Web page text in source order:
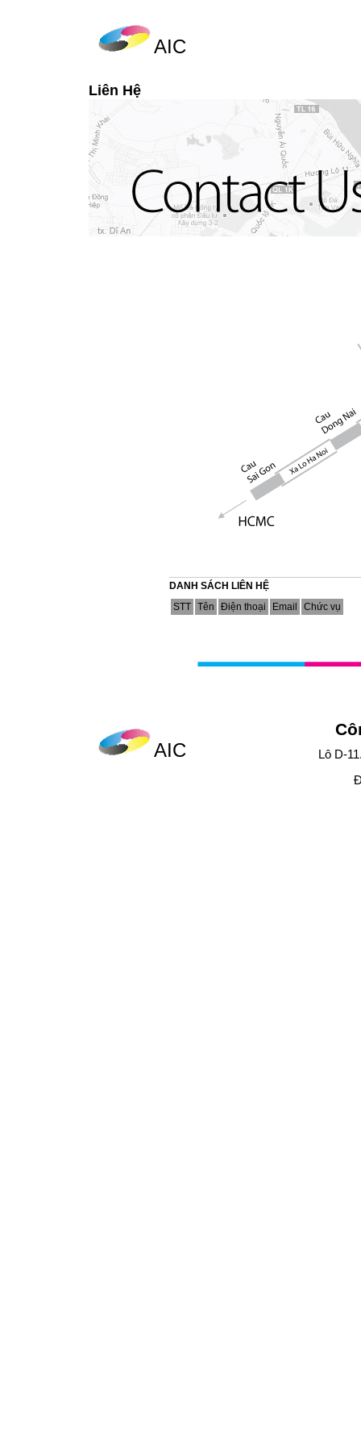
AIC
Liên Hệ
DANH SÁCH LIÊN HỆ
STT Tên Điện thoại Email Chức vụ
AIC
Lô D-